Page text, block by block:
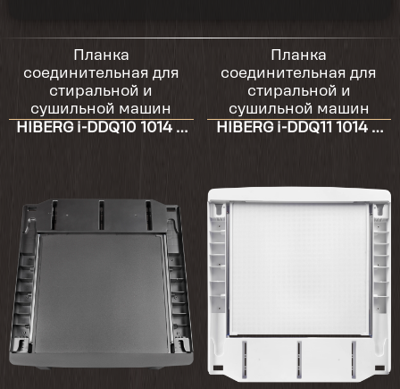
Планка
соединительная для
стиральной и
сушильной машин
HIBERG i-DDQ10 1014 и
Планка
соединительная для
стиральной и
сушильной машин
HIBERG i-DDQ11 1014 и